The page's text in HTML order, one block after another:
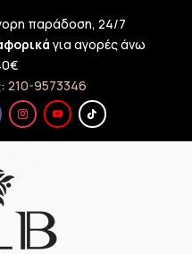
παράδοση, 24/7
για αγορές άνω
210-9573346